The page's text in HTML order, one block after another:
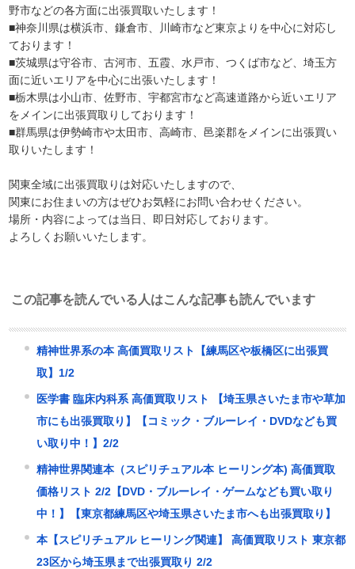
野市などの各方面に出張買取いたします！
■神奈川県は横浜市、鎌倉市、川崎市など東京よりを中心に対応し
ております！
■茨城県は守谷市、古河市、五霞、水戸市、つくば市など、埼玉方
面に近いエリアを中心に出張いたします！
■栃木県は小山市、佐野市、宇都宮市など高速道路から近いエリア
をメインに出張買取りしております！
■群馬県は伊勢崎市や太田市、高崎市、邑楽郡をメインに出張買い
取りいたします！
関東全域に出張買取りは対応いたしますので、
関東にお住まいの方はぜひお気軽にお問い合わせください。
場所・内容によっては当日、即日対応しております。
よろしくお願いいたします。
この記事を読んでいる人はこんな記事も読んでいます
精神世界系の本 高価買取リスト【練馬区や板橋区に出張買
取】1/2
医学書 臨床内科系 高価買取リスト 【埼玉県さいたま市や草加
市にも出張買取り】【コミック・ブルーレイ・DVDなども買
い取り中！】2/2
精神世界関連本（スピリチュアル本 ヒーリング本) 高価買取
価格リスト 2/2【DVD・ブルーレイ・ゲームなども買い取り
中！】【東京都練馬区や埼玉県さいたま市へも出張買取り】
本【スピリチュアル ヒーリング関連】 高価買取リスト 東京都
23区から埼玉県まで出張買取り 2/2